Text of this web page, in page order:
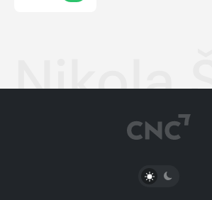
Nikola
PŘEPNOUT